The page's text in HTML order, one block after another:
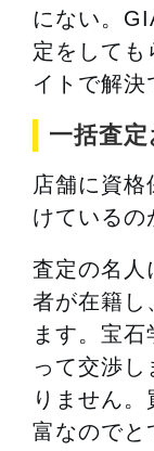
にない。
定をしても
イトで解決
一括査
店舗に資
けているの
査定の名
者が在籍し
ます。宝
って交渉
りません
富なのでと